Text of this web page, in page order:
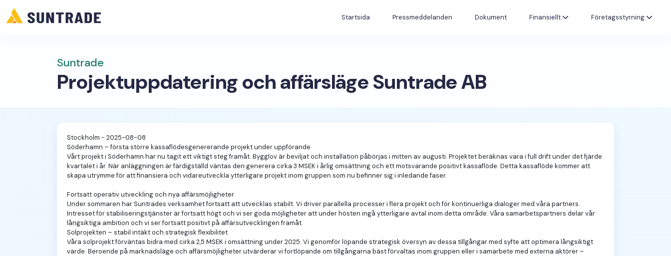
Startsida Pressmeddelanden Dokument Finansiellt Företagsstyrning
Suntrade
Projektuppdatering och affärsläge Suntrade AB
Stockholm - 2025-08-08
Söderhamn – första större kassaflödesgenererande projekt under uppförande
Vårt projekt i Söderhamn har nu tagit ett viktigt steg framåt. Bygglov är beviljat och installation påbörjas i mitten av augusti. Projektet beräknas vara i full drift under det fjärde
kvartalet i år. När anläggningen är färdigställd väntas den generera cirka 3 MSEK i årlig omsättning och ett motsvarande positivt kassaflöde. Detta kassaflöde kommer att
skapa utrymme för att finansiera och vidareutveckla ytterligare projekt inom gruppen som nu befinner sig i inledande faser.
Fortsatt operativ utveckling och nya affärsmöjligheter
Under sommaren har Suntrades verksamhet fortsatt att utvecklas stabilt. Vi driver parallella processer i flera projekt och för kontinuerliga dialoger med våra partners.
Intresset för stabiliseringstjänster är fortsatt högt och vi ser goda möjligheter att under hösten ingå ytterligare avtal inom detta område. Våra samarbetspartners delar vår
långsiktiga ambition och vi ser fortsatt positivt på affärsutvecklingen framåt.
Solprojekten – stabil intäkt och strategisk flexibilitet
Våra solprojekt förväntas bidra med cirka 2,5 MSEK i omsättning under 2025. Vi genomför löpande strategisk översyn av dessa tillgångar med syfte att optimera långsiktigt
värde. Beroende på marknadsläge och affärsmöjligheter utvärderar vi fortlöpande om tillgångarna bäst förvaltas inom gruppen eller i samarbete med externa aktörer –